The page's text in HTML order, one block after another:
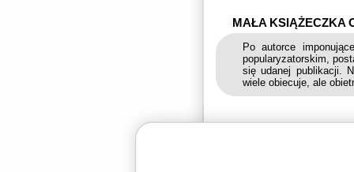
MAŁA KSIĄŻECZKA
Po autorce
popularyzatorskim,
się udanej publikacji.
wiele obiecuje, ale